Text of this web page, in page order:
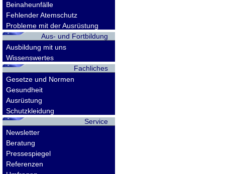
Beinaheunfälle
Fehlender Atemschutz
Probleme mit der Ausrüstung
Aus- und Fortbildung
Ausbildung mit uns
Wissenswertes
Fachliches
Gesetze und Normen
Gesundheit
Ausrüstung
Schutzkleidung
Service
Newsletter
Beratung
Pressespiegel
Referenzen